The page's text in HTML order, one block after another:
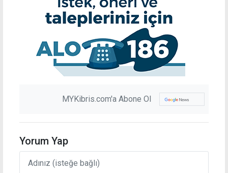
MYKibris.com'a Abone Ol
Yorum Yap